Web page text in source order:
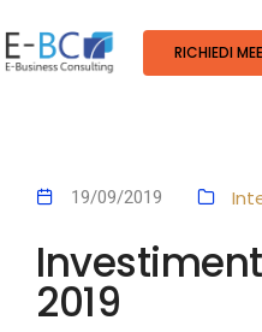
RICHIEDI
19/09/2019
2019